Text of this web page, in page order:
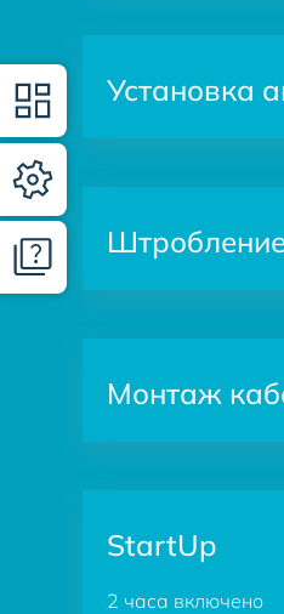
Установка
Монтаж
StartUp
2 часа включено